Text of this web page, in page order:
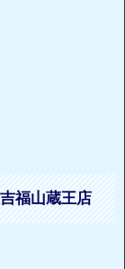
福山蔵王店